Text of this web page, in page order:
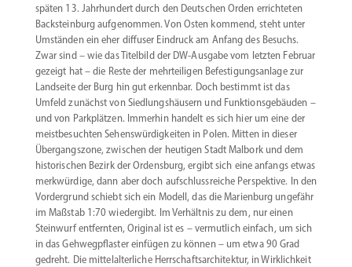
späten 13. Jahrhundert durch den Deutschen Orden errich­teten
Backsteinburg aufge­nommen. Von Osten kommend, steht unter
Umständen ein eher diffuser Eindruck am Anfang des Besuchs.
Zwar sind – wie das Titelbild der DW-Ausgabe vom letzten Februar
gezeigt hat – die Reste der mehrtei­ligen Befes­ti­gungs­anlage zur
Landseite der Burg hin gut erkennbar. Doch bestimmt ist das
Umfeld zunächst von Siedlungs­häusern und Funkti­ons­ge­bäuden –
und von Parkplätzen. Immerhin handelt es sich hier um eine der
meist­be­suchten Sehens­wür­dig­keiten in Polen. Mitten in dieser
Übergangszone, zwischen der heutigen Stadt Malbork und dem
histo­ri­schen Bezirk der Ordensburg, ergibt sich eine anfangs etwas
merkwürdige, dann aber doch aufschluss­reiche Perspektive. In den
Vorder­grund schiebt sich ein Modell, das die Marienburg ungefähr
im Maßstab 1:70 wiedergibt. Im Verhältnis zu dem, nur einen
Steinwurf entfernten, Original ist es – vermutlich einfach, um sich
in das Gehweg­pflaster einfügen zu können – um etwa 90 Grad
gedreht. Die mittel­al­ter­liche Herrschafts­ar­chi­tektur, in Wirklichkeit